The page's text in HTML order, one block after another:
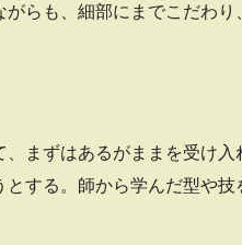
らも、細部にまでこだわり
まずはあるがままを受け
する。師から学んだ型や